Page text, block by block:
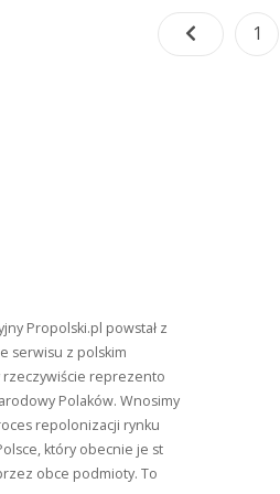
1
Propolski.pl powstał z
serwisu z polskim
rzeczywiście reprezento
Polaków. Wnosimy
repolonizacji rynku
który obecnie je st
obce podmioty. To